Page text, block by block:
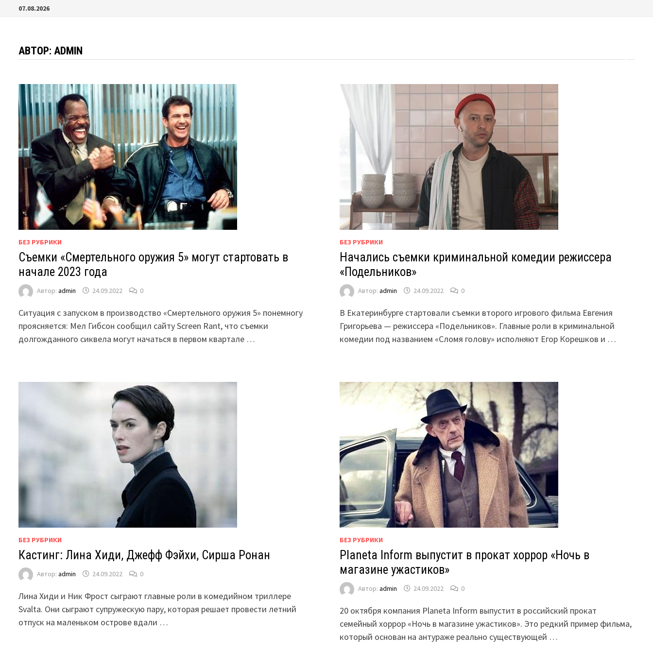
Перейти07.08.2026
АВТОР:ADMIN
БЕЗ РУБРИКИ
Съемки «Смертельного оружия 5» могут стартовать в
начале 2023 года
Автор:admin 24.09.2022 0
Ситуация с запуском в производство «Смертельного оружия 5» понемногу
проясняется: Мел Гибсон сообщил сайту Screen Rant, что съемки
долгожданного сиквела могут начаться в первом квартале …
БЕЗ РУБРИКИ
Начались съемки криминальной комедии режиссера
«Подельников»
Автор:admin 24.09.2022 0
В Екатеринбурге стартовали съемки второго игрового фильма Евгения
Григорьева — режиссера «Подельников». Главные роли в криминальной
комедии под названием «Сломя голову» исполняют Егор Корешков и …
БЕЗ РУБРИКИ
Кастинг: Лина Хиди, Джефф Фэйхи, Сирша Ронан
Автор:admin 24.09.2022 0
Лина Хиди и Ник Фрост сыграют главные роли в комедийном триллере
Svalta. Они сыграют супружескую пару, которая решает провести летний
отпуск на маленьком острове вдали …
БЕЗ РУБРИКИ
Planeta Inform выпустит в прокат хоррор «Ночь в
магазине ужастиков»
Автор:admin 24.09.2022 0
20 октября компания Planeta Inform выпустит в российский прокат
семейный хоррор «Ночь в магазине ужастиков». Это редкий пример фильма,
который основан на антураже реально существующей …